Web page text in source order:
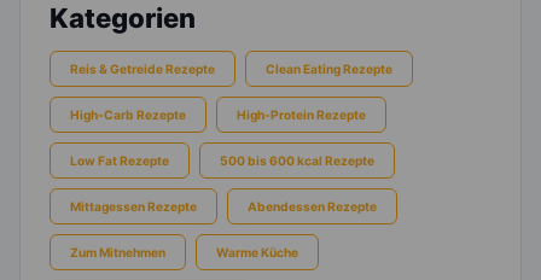
Kategorien
Reis & Getreide Rezepte Clean Eating Rezepte
High-Carb Rezepte High-Protein Rezepte
Low Fat Rezepte 500 bis 600 kcal Rezepte
Mittagessen Rezepte Abendessen Rezepte
Zum Mitnehmen Warme Küche